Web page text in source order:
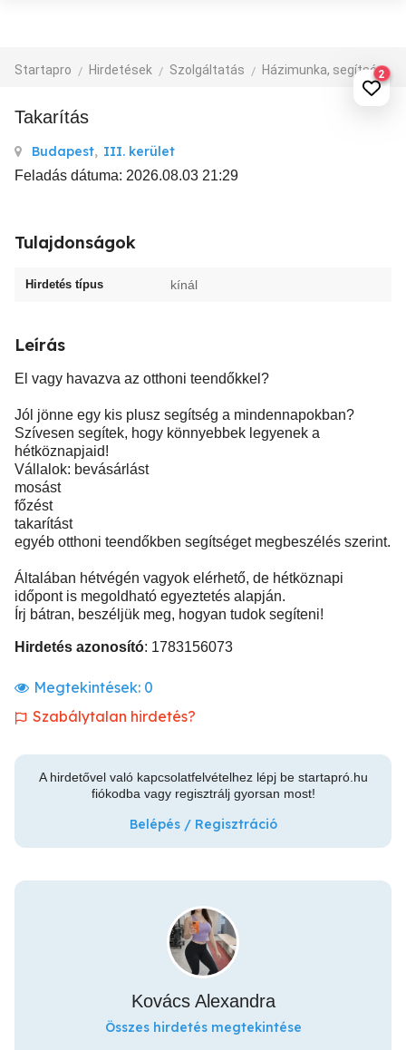
Startapro Hirdetések Szolgáltatás Házimunka, segítség2
Takarítás
Budapest, III. kerület
Feladás dátuma: 2026.08.03 21:29
Tulajdonságok
Hirdetés típus kínál
Leírás
El vagy havazva az otthoni teendőkkel?
Jól jönne egy kis plusz segítség a mindennapokban?
Szívesen segítek, hogy könnyebbek legyenek a
hétköznapjaid!
Vállalok: bevásárlást
mosást
főzést
takarítást
egyéb otthoni teendőkben segítséget megbeszélés szerint.
Általában hétvégén vagyok elérhető, de hétköznapi
időpont is megoldható egyeztetés alapján.
Írj bátran, beszéljük meg, hogyan tudok segíteni!
Hirdetés azonosító: 1783156073
Megtekintések: 0
Szabálytalan hirdetés?
A hirdetővel való kapcsolatfelvételhez lépj be startapró.hu
fiókodba vagy regisztrálj gyorsan most!
Belépés / Regisztráció
Kovács Alexandra
Összes hirdetés megtekintése